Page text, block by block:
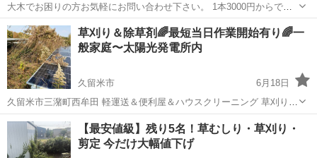
大木でお困りの方お気軽にお問い合わせ下さい。 1本3000円からで
す。大木の処分すべてこちらでします。 そのほかお困りの事ありまし
たら、お気軽に問い合わせよろしくお願いします😃 作業エリアは、小
倉南区、苅田町、行橋市、みやこ...
福岡 京都郡 小波瀬西工大前駅 その他
草刈り＆除草剤🌈最短当日作業開始有り🌈一
般家庭〜太陽光発電所内
久留米市
6月18日
久留米市三潴町西牟田 軽運送＆便利屋＆ハウスクリーニング 草刈り＆
除草剤散布 ken EXPRESSです 草刈りでお困りの方は お気軽にお問
い合わせ下さい😀 一般家庭〜太陽光発電所内まで 幅広くご対応させて
頂いてます ...
福岡 久留米市 草刈り インスタ
【最安値級】残り5名！草むしり・草刈り・
剪定 今だけ大幅値下げ